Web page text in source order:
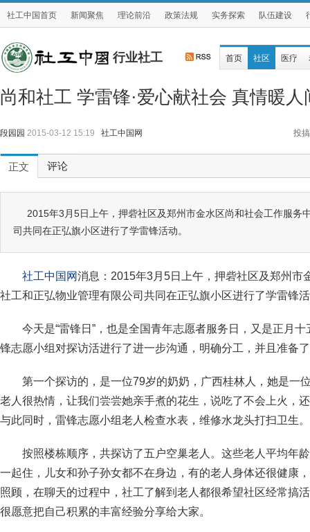
社工中国首页 新闻聚焦 理论前沿 政策法规 实务探索 队伍建设
行业社工 首页 社区 医疗
尚和社工 学雷锋·爱心献社会 真情暖人
段园园 2015-03-12 15:19 社工中国网 投搞
正文 评论
2015年3月5日上午，押砦社区及郑州市金水区尚和社会工作服务
司共同在正弘旗小区进行了学雷锋活动。
社工中国网消息：2015年3月5日上午，押砦社区及郑州市
社工和正弘物业管理有限公司共同在正弘旗小区进行了学雷锋
今天是“雷锋日”，也是全国青年志愿者服务日，又是正月
锋志愿小组对探访活进行了进一步沟通，明确分工，并且准备
第一个探访的，是一位79岁的奶奶，广西桂林人，她是一
老人很热情，让我们尝尝她亲手煮的花生，说吃了不会上火，
与此同时，雷锋志愿小组老人检查水表，维修水龙头打扫卫生。
按照楼栋顺序，共探访了五户空巢老人。这些老人平均年
一起住，儿女和孙子孙女都不在身边，有的老人身体还很健康
照顾，在聊天的过程中，社工了解到老人都很希望社区经常搞
很愿意把自己积累的丰富经验分享给大家。